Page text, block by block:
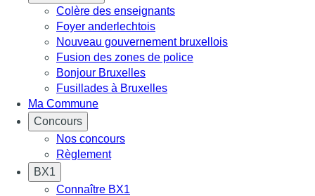
Colère des enseignants
Foyer anderlechtois
Nouveau gouvernement bruxellois
Fusion des zones de police
Bonjour Bruxelles
Fusillades à Bruxelles
Ma Commune
Concours
Nos concours
Règlement
BX1
Connaître BX1